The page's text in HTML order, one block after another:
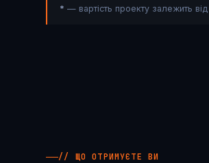
* — вартість проекту залежить від
// ЩО ОТРИМУЄТЕ ВИ